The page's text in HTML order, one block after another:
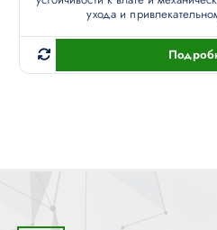
ухода и